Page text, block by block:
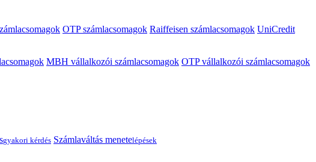
OTP számlacsomagok Raiffeisen számlacsomagok UniCredit
MBH vállalkozói számlacsomagok OTP vállalkozói számlacsomagok
gyakori kérdés Számlaváltás menetelépések